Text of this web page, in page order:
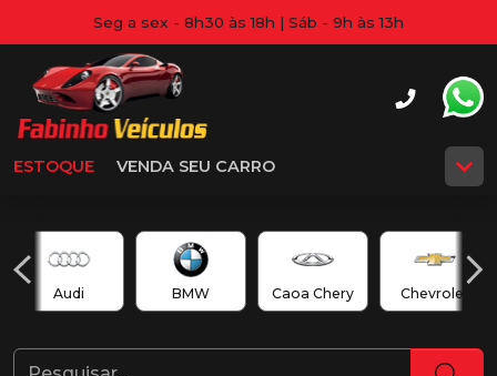
Seg a sex - 8h30 às 18h | Sáb - 9h às 13h
ESTOQUE VENDA SEU CARRO
Audi BMW Caoa Chery Chevrolet